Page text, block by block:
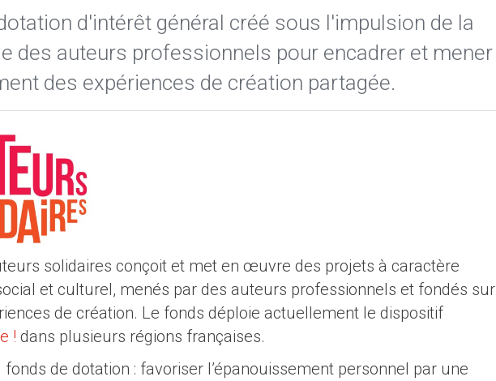
d'intérêt général créé sous l'impulsion de la
des auteurs professionnels pour encadrer et mener
des expériences de création partagée.
solidaires conçoit et met en œuvre des projets à caractère
et culturel, menés par des auteurs professionnels et fondés sur
de création. Le fonds déploie actuellement le dispositif
! dans plusieurs régions françaises.
de dotation : favoriser l’épanouissement personnel par une